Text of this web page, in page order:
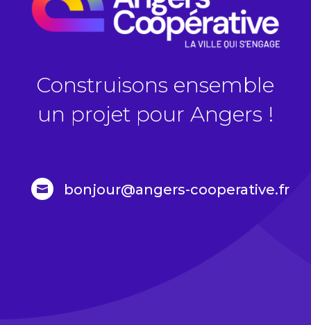
Construisons ensemble
un projet pour Angers !
 bonjour@angers-cooperative.fr